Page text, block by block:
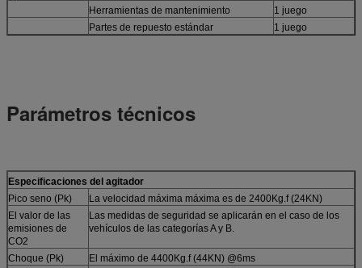
Herramientas de mantenimiento
1 juego
Partes de repuesto estándar
1 juego
Parámetros técnicos
Especificaciones del agitador
Pico seno (Pk)
La velocidad máxima máxima es de 2400Kg.f (24KN)
El valor de las
emisiones de
CO2
Las medidas de seguridad se aplicarán en el caso de los
vehículos de las categorías A y B.
Choque (Pk)
El máximo de 4400Kg.f (44KN) @6ms